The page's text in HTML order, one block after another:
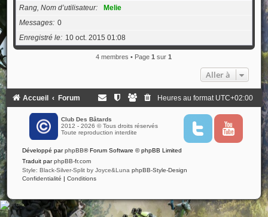
Rang, Nom d’utilisateur
Melie
Messages 0
Enregistré le
10 oct. 2015 01:08
4 membres • Page1 sur1
Aller à
Accueil Forum Heures au format UTC+02:00
Club Des Bâtards
2012 - 2026 © Tous droits réservés
Toute reproduction interdite
T
i
Y
u
Développé parphpBB® Forum Software © phpBB Limited
Traduit parphpBB-fr.com
Style: Black-Silver-Split by Joyce&Luna phpBB-Style-Design
Confidentialité | Conditions